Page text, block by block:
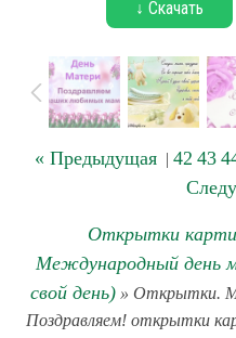
↓ Скачать
« Предыдущая| 42 43
Открытки
Международный день
свой день) » Открытки.
Поздравляем! открытки